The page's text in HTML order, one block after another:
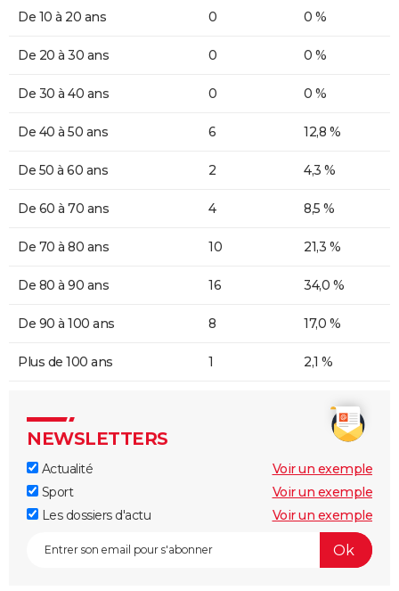
De 10 à 20 ans 0 0 %
De 20 à 30 ans 0 0 %
De 30 à 40 ans 0 0 %
De 40 à 50 ans 6 12,8 %
De 50 à 60 ans 2 4,3 %
De 60 à 70 ans 4 8,5 %
De 70 à 80 ans 10 21,3 %
De 80 à 90 ans 16 34,0 %
De 90 à 100 ans 8 17,0 %
Plus de 100 ans 1 2,1 %
NEWSLETTERS
Actualité
Voir un exemple
Sport
Voir un exemple
Les dossiers d'actu
Voir un exemple